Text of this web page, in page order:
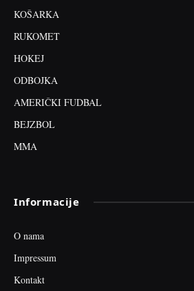
KOŠARKA
RUKOMET
HOKEJ
ODBOJKA
AMERIČKI FUDBAL
BEJZBOL
MMA
Informacije
O nama
Impressum
Kontakt